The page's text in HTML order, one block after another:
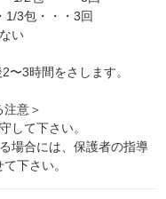
1/3包・・・3回
い
3時間をさします。
注意＞
して下さい。
場合には、保護者の指導
下さい。